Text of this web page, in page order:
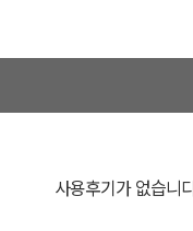
사용후기가 없습니